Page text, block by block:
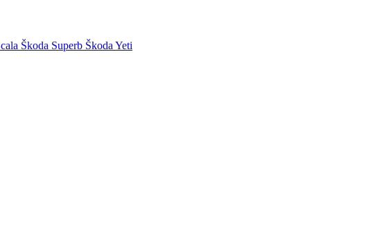
Škoda Superb Škoda Yeti